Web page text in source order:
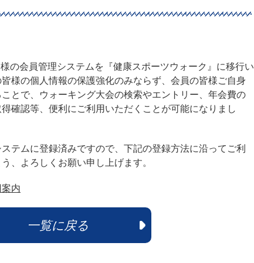
の会員管理システムを『健康スポーツウォーク』に移行い
様の個人情報の保護強化のみならず、会員の皆様ご自身
とで、ウォーキング大会の検索やエントリー、年会費の
確認等、便利にご利用いただくことが可能になりまし
テムに登録済みですので、下記の登録方法に沿ってご利
、よろしくお願い申し上げます。
内
一覧に戻る